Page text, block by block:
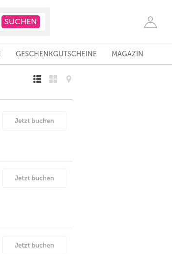
GESCHENKGUTSCHEINE MAGAZIN
Jetzt buchen
Jetzt buchen
Jetzt buchen